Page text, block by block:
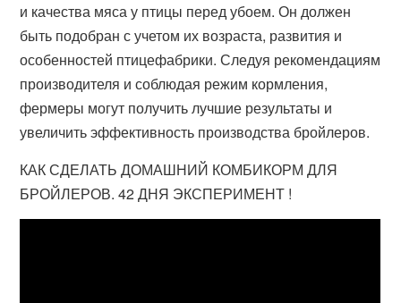
и качества мяса у птицы перед убоем. Он должен
быть подобран с учетом их возраста, развития и
особенностей птицефабрики. Следуя рекомендациям
производителя и соблюдая режим кормления,
фермеры могут получить лучшие результаты и
увеличить эффективность производства бройлеров.
КАК СДЕЛАТЬ ДОМАШНИЙ КОМБИКОРМ ДЛЯ
БРОЙЛЕРОВ. 42 ДНЯ ЭКСПЕРИМЕНТ !